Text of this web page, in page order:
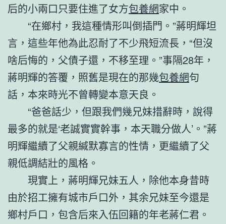
后的小兩口只要住進了女方包養網家中。
“在鄉村，我這種情形叫倒插門。”蔣明輝坦
言，這些年他為此忍耐了不少飛短流長，“但沒
啥后悔的，父債子還，不移至理。”事隔28年，
蔣明輝的答覆，照舊是現在的那幾包養網句
話，本來時光不曾轉變本意天良。
“爸爸話少，但跟我們幾兄妹措辭時，說得
最多的就是‘老誠實實幹事，本天職分做人’。”蔣
明輝繼續了父親緘默寡言的性情，更繼續了父
親低調結壯的風格。
現實上，蔣明輝兄妹五人，除他本身昔時
由於招工擁有城市戶口外，其余兄妹至今還是
鄉村戶口，包含后來入伍回籍的年老蔣仁君。